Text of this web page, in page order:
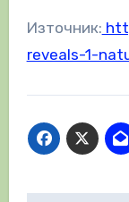
Източник:
reveals-1-